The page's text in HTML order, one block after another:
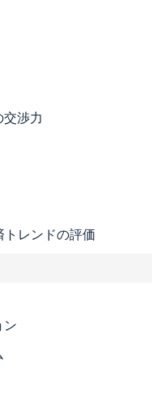
交渉力
トレンドの評価
ン